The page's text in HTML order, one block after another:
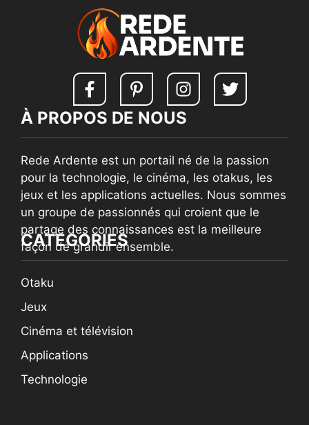
À PROPOS DE NOUS
Rede Ardente est un portail né de la passion
pour la technologie, le cinéma, les otakus, les
jeux et les applications actuelles. Nous sommes
un groupe de passionnés qui croient que le
partage des connaissances est la meilleure
façon de grandir ensemble.
CATEGORIES
Otaku
Jeux
Cinéma et télévision
Applications
Technologie